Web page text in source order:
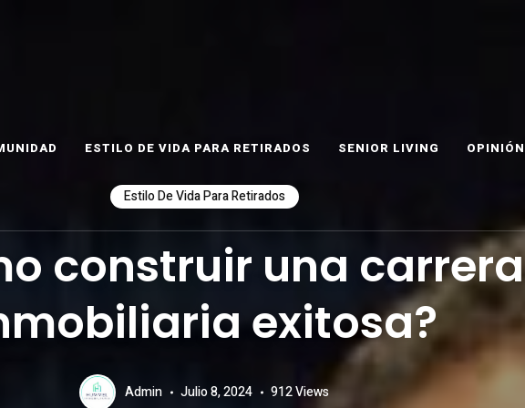
ESTILO DE VIDA PARA RETIRADOS SENIOR LIVING OPINIÓN
Estilo De Vida Para Retirados
construir una carrera
exitosa?
Admin Julio 8, 2024 912Views